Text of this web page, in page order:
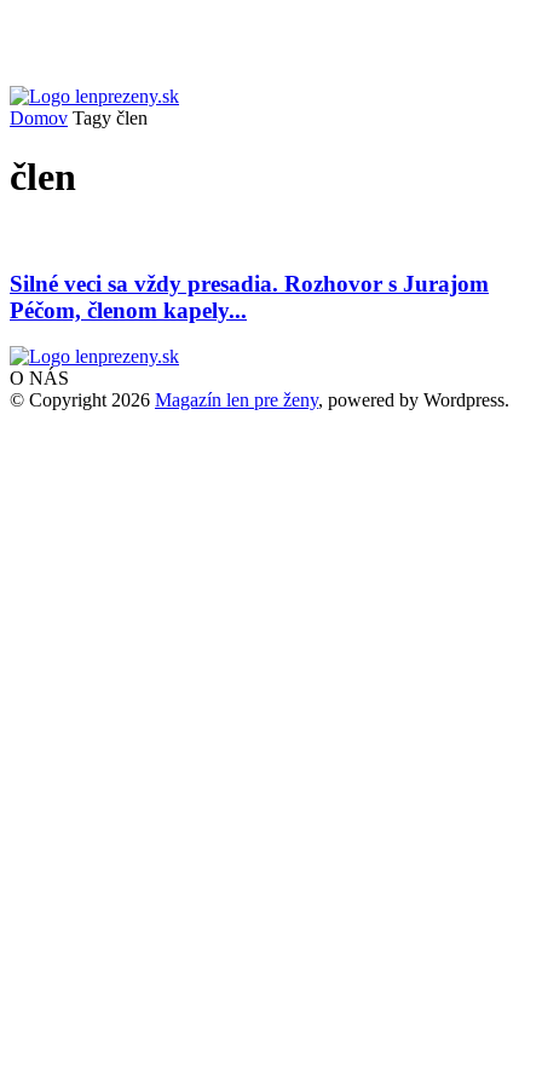
Domov Tagy člen
člen
Silné veci sa vždy presadia. Rozhovor s Jurajom
Péčom, členom kapely...
O NÁS
© Copyright 2026 Magazín len pre ženy, powered by Wordpress.